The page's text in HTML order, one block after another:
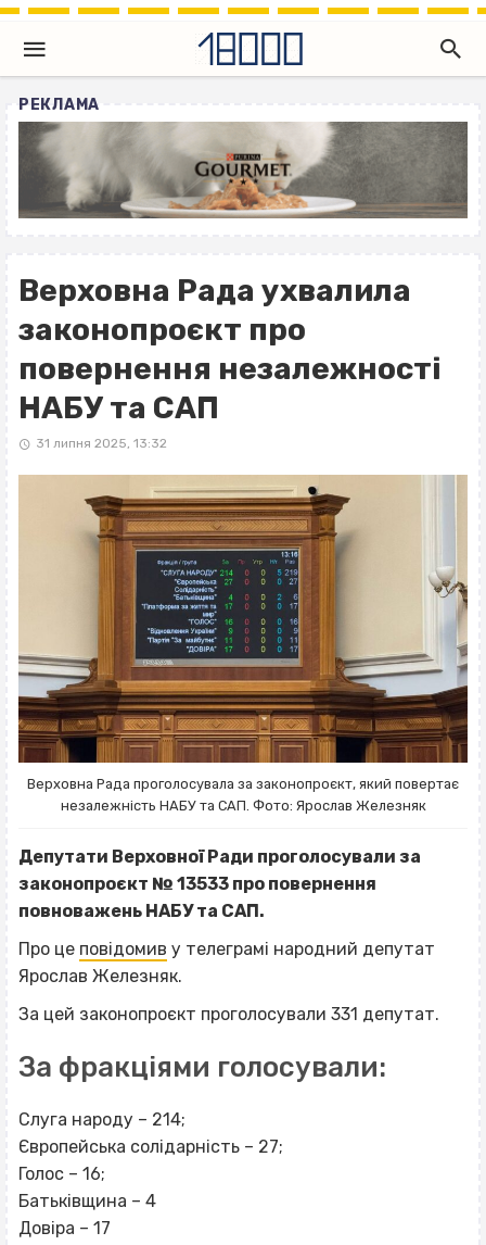
РЕКЛАМА
Верховна Рада ухвалила
законопроєкт про
повернення незалежності
НАБУ та САП
31 липня 2025, 13:32
Верховна Рада проголосувала за законопроєкт, який повертає
незалежність НАБУ та САП. Фото: Ярослав Железняк
Депутати Верховної Ради проголосували за
законопроєкт № 13533 про повернення
повноважень НАБУ та САП.
Про це повідомив у телеграмі народний депутат
Ярослав Железняк.
За цей законопроєкт проголосували 331 депутат.
За фракціями голосували:
Слуга народу – 214;
Європейська солідарність – 27;
Голос – 16;
Батьківщина – 4
Довіра – 17